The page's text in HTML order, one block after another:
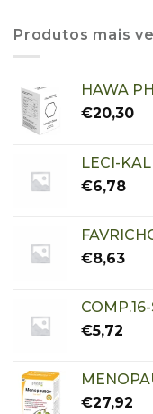
Produtos mais
HAWA
€20,30
LECI-
€6,78
€8,63
€5,72
€27,92